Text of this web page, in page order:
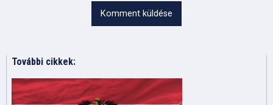
Komment küldése
További cikkek: